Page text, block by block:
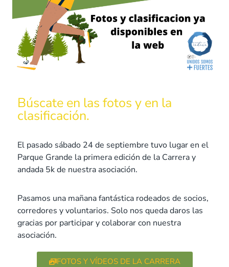
Búscate en las fotos y en la
clasificación.
El pasado sábado 24 de septiembre tuvo lugar en el
Parque Grande la primera edición de la Carrera y
andada 5k de nuestra asociación.
Pasamos una mañana fantástica rodeados de socios,
corredores y voluntarios. Solo nos queda daros las
gracias por participar y colaborar con nuestra
asociación.
FOTOS Y VÍDEOS DE LA CARRERA